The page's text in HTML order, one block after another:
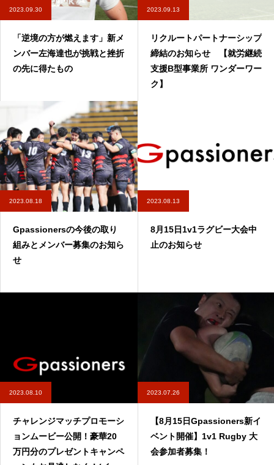
2023.09.30
「逆境の方が燃えます」新メ
ンバー左海達也が挑戦と挫折
の先に得たもの
2023.09.13
リクルートパートナーシップ
締結のお知らせ 【就労継続
支援B型事業所 ワンダーワー
ク】
2023.08.18
Gpassionersの今後の取り
組みとメンバー募集のお知ら
せ
2023.08.13
8月15日1v1ラグビー大会中
止のお知らせ
2023.08.10
チャレンジマッチプロモーシ
ョンムービー公開！豪華20
万円分のプレゼントキャンペ
2023.07.26
【8月15日Gpassioners新イ
ベント開催】1v1 Rugby 大
会参加者募集！